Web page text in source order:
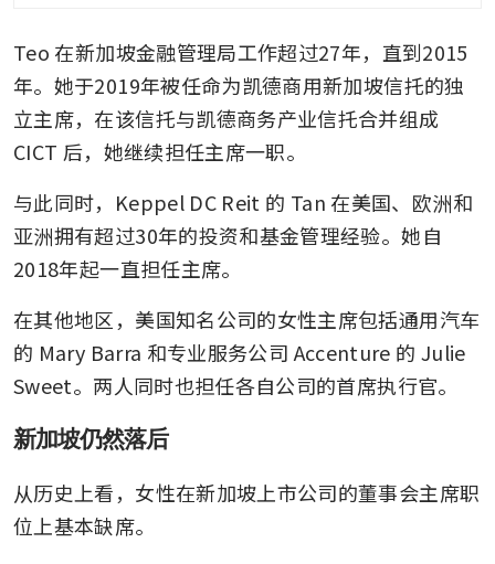
Teo 在新加坡金融管理局工作超过27年，直到2015
年。她于2019年被任命为凯德商用新加坡信托的独
立主席，在该信托与凯德商务产业信托合并组成
CICT 后，她继续担任主席一职。
与此同时，Keppel DC Reit 的 Tan 在美国、欧洲和
亚洲拥有超过30年的投资和基金管理经验。她自
2018年起一直担任主席。
在其他地区，美国知名公司的女性主席包括通用汽车
的 Mary Barra 和专业服务公司 Accenture 的 Julie
Sweet。两人同时也担任各自公司的首席执行官。
新加坡仍然落后
从历史上看，女性在新加坡上市公司的董事会主席职
位上基本缺席。